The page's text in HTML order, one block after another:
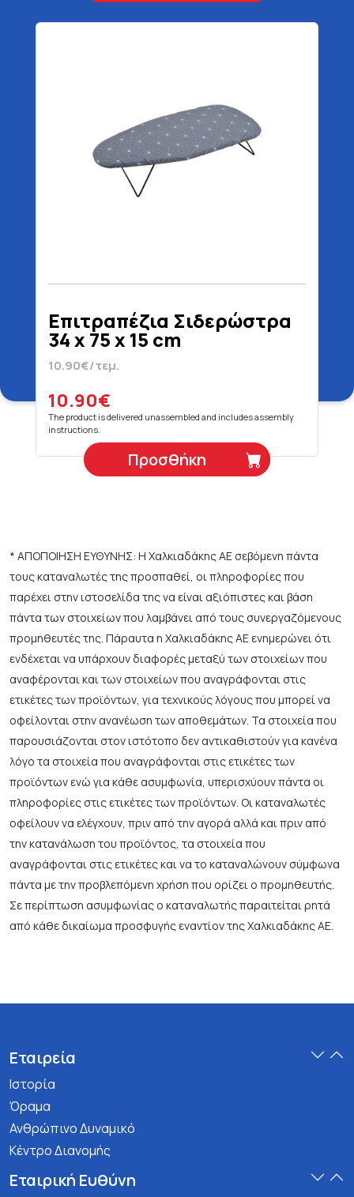
Επιτραπέζια Σιδερώστρα
34 x 75 x 15 cm
10.90€/τεμ.
10.90€
The product is delivered unassembled and includes assembly
instructions.
Προσθήκη
* ΑΠΟΠΟΙΗΣΗ ΕΥΘΥΝΗΣ: Η Χαλκιαδάκης ΑΕ σεβόμενη πάντα
τους καταναλωτές της προσπαθεί, οι πληροφορίες που
παρέχει στην ιστοσελίδα της να είναι αξιόπιστες και βάση
πάντα των στοιχείων που λαμβάνει από τους συνεργαζόμενους
προμηθευτές της. Πάραυτα η Χαλκιαδάκης ΑΕ ενημερώνει ότι
ενδέχεται να υπάρχουν διαφορές μεταξύ των στοιχείων που
αναφέρονται και των στοιχείων που αναγράφονται στις
ετικέτες των προϊόντων, για τεχνικούς λόγους που μπορεί να
οφείλονται στην ανανέωση των αποθεμάτων. Τα στοιχεία που
παρουσιάζονται στον ιστότοπο δεν αντικαθιστούν για κανένα
λόγο τα στοιχεία που αναγράφονται στις ετικέτες των
προϊόντων ενώ για κάθε ασυμφωνία, υπερισχύουν πάντα οι
πληροφορίες στις ετικέτες των προϊόντων. Οι καταναλωτές
οφείλουν να ελέγχουν, πριν από την αγορά αλλά και πριν από
την κατανάλωση του προϊόντος, τα στοιχεία που
αναγράφονται στις ετικέτες και να το καταναλώνουν σύμφωνα
πάντα με την προβλεπόμενη χρήση που ορίζει ο προμηθευτής.
Σε περίπτωση ασυμφωνίας ο καταναλωτής παραιτείται ρητά
από κάθε δικαίωμα προσφυγής εναντίον της Χαλκιαδάκης ΑΕ.
Εταιρεία
Ιστορία
Όραμα
Ανθρώπινο Δυναμικό
Κέντρο Διανομής
Εταιρική Ευθύνη